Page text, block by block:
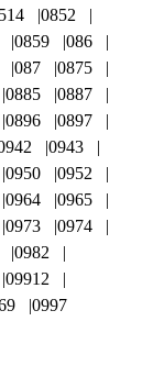
0852
0859
086
087
0875
0885
0887
0896
0897
0943
0950
0952
0964
0965
0973
0974
0982
09912
0997